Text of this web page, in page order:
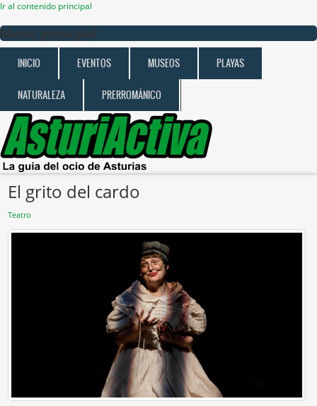
Ir al contenido principal
Menú principal
INICIO EVENTOS MUSEOS PLAYAS
NATURALEZA PRERROMÁNICO
El grito del cardo
Teatro